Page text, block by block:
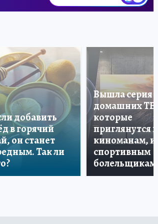
добавить
в горячий
он станет
Так ли
Вышла серия
домашних ТВ,
которые
приглянутся и
киноманам, и
спортивным
болельщикам